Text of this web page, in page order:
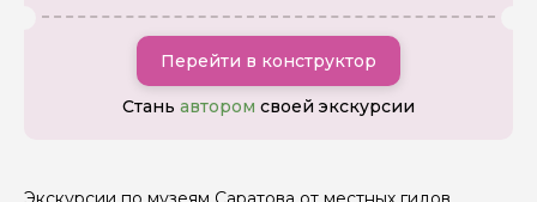
Перейти в конструктор
Стань автором своей экскурсии